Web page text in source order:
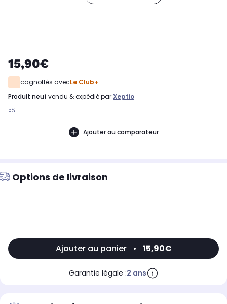
15,90€
cagnottés avecLe Club+
produit neuf vendu & expédié parXeptio
5%
Ajouter au comparateur
Options de livraison
Ajouter au panier • 15,90€
Garantie légale :2 ans